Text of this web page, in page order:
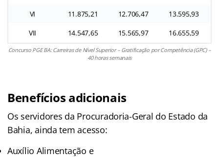
VI 11.875,21 12.706,47 13.595,93
VII 14.547,65 15.565,97 16.655,59
Concurso PGE BA: Carreiras de Nível Superior – Gratificação por Competência (GPC) –
40 horas semanais
Benefícios adicionais
Os servidores da Procuradoria-Geral do Estado da
Bahia, ainda tem acesso:
Auxílio Alimentação e